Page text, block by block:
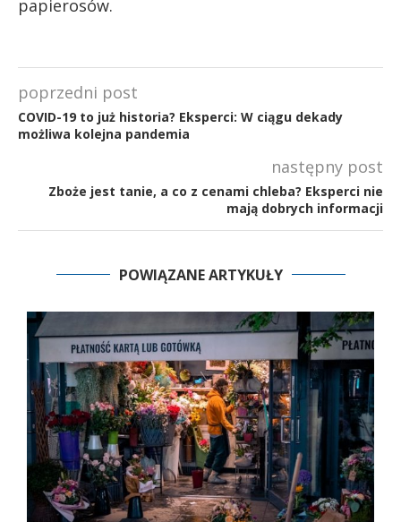
papierosów.
poprzedni post
COVID-19 to już historia? Eksperci: W ciągu dekady
możliwa kolejna pandemia
następny post
Zboże jest tanie, a co z cenami chleba? Eksperci nie
mają dobrych informacji
POWIĄZANE ARTYKUŁY